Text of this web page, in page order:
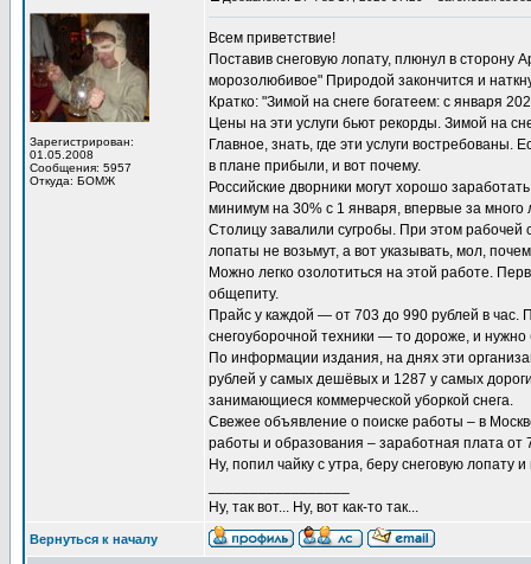
Зарегистрирован:
01.05.2008
Сообщения: 5957
Откуда: БОМЖ
Всем приветствие!
Поставив снеговую лопату, плюнул в сторону
морозолюбивое" Природой закончится и
Кратко: "Зимой на снеге богатеем: с января
Цены на эти услуги бьют рекорды. Зимой на
Главное, знать, где эти услуги
в плане прибыли, и вот почему.
Российские дворники могут хорошо
минимум на 30% с 1 января, впервые за много
Столицу завалили сугробы. При этом
лопаты не возьмут, а вот указывать, мол,
Можно легко озолотиться на этой работе.
общепиту.
Прайс у каждой — от 703 до 990 рублей в
снегоуборочной техники — то дороже, и
По информации издания, на днях эти
рублей у самых дешёвых и 1287 у самых
занимающиеся коммерческой уборкой снега.
Свежее объявление о поиске работы – в
работы и образования – заработная плата от
Ну, попил чайку с утра, беру снеговую лопату
Ну, так вот... Ну, вот как-то так...
Вернуться к началу